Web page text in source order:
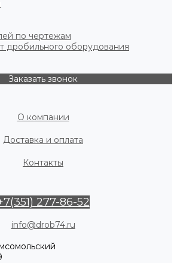
по чертежам
дробильного оборудования
Заказать звонок
О компании
Доставка и оплата
Контакты
277-86-52
info@drob74.ru